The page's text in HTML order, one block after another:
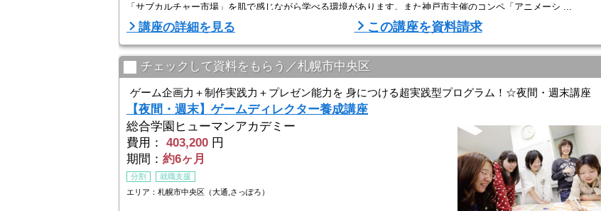
「サブカルチャー市場」を肌で感じながら学べる環境があります。また神戸市主催のコンペ「アニメーシ ...
講座の詳細を見る この講座を資料請求
チェックして資料をもらう／札幌市中央区
ゲーム企画力＋制作実践力＋プレゼン能力を 身につける超実践型プログラム！☆夜間・週末講座
【夜間・週末】ゲームディレクター養成講座
総合学園ヒューマンアカデミー
費用：
403,200 円
期間： 約6ヶ月
分割
就職支援
エリア：札幌市中央区（大通,さっぽろ）